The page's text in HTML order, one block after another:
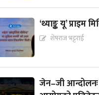
‘थ्याङ्क यू’ प्राइम
शेषराज भट्टराई
जेन–जी